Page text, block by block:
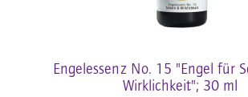
Engelessenz No. 15 "Engel für
Wirklichkeit"; 30 ml